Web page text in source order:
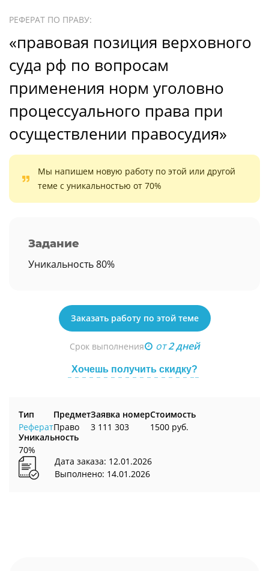
РЕФЕРАТ ПО ПРАВУ:
«правовая позиция верховного
суда рф по вопросам
применения норм уголовно
процессуального права при
осуществлении правосудия»
Мы напишем новую работу по этой или другой
теме с уникальностью от 70%
Задание
Уникальность 80%
Заказать работу по этой теме
Срок выполнения от2 дней
Хочешь получить скидку?
Тип
Реферат
Предмет
Право
Заявка номер
3 111 303
Стоимость
1500 руб.
Уникальность
70%
Дата заказа: 12.01.2026
Выполнено: 14.01.2026